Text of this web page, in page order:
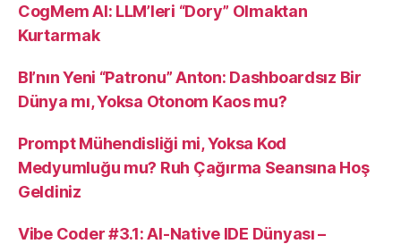
CogMem AI: LLM’leri “Dory” Olmaktan
Kurtarmak
BI’nın Yeni “Patronu” Anton: Dashboardsız Bir
Dünya mı, Yoksa Otonom Kaos mu?
Prompt Mühendisliği mi, Yoksa Kod
Medyumluğu mu? Ruh Çağırma Seansına Hoş
Geldiniz
Vibe Coder #3.1: AI-Native IDE Dünyası –